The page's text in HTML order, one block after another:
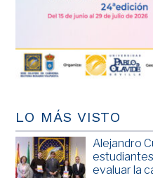
LO MÁS VISTO
Alejandro
evaluar la